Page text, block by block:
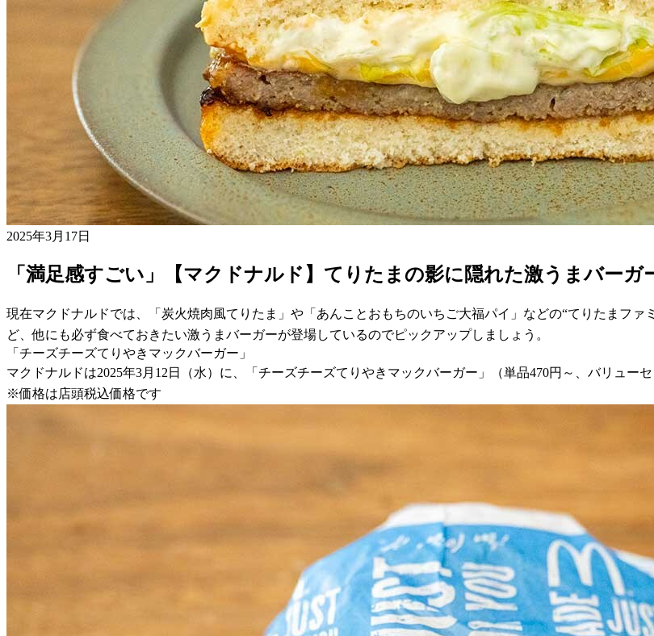
2025年3月17日
「満足感すごい」【マクドナルド】てりたまの影に隠れた激うまバーガ
現在マクドナルドでは、「炭火焼肉風てりたま」や「あんことおもちのいちご大福パイ」などの“てりたまフ
ど、他にも必ず食べておきたい激うまバーガーが登場しているのでピックアップしましょう。
「チーズチーズてりやきマックバーガー」
マクドナルドは2025年3月12日（水）に、「チーズチーズてりやきマックバーガー」（単品470円～、バリュー
※価格は店頭税込価格です